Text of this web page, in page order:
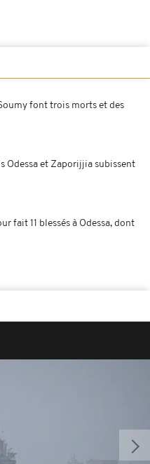
font trois morts et des
Odessa et Zaporijjia subissent
fait 11 blessés à Odessa, dont